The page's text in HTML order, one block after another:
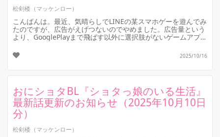
松剣楼（マッケンロー）
こんばんは。最近、気晴らしでLINEの某スマホゲーを遊んでみ
たのですが、広告がえげつないのでやめました。広告量という
より、GooglePlayまで飛ばす以外に選択肢がないゲームアプリ
2025/10/16
おにショタBL『ショタっ娘のいる生活』
最新話更新のお知らせ（2025年10月10日
分）
松剣楼（マッケンロー）